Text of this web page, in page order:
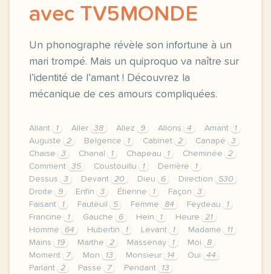
avec TV5MONDE
Un phonographe révèle son infortune à un
mari trompé. Mais un quiproquo va naître sur
l’identité de l’amant ! Découvrez la
mécanique de ces amours compliquées.
Allant 1 Aller 38 Allez 9 Allons 4 Amant
1
Auguste
2 Belgence 1 Cabinet 2 Canapé
3
Chaise
3 Chanal 1 Chapeau 1 Cheminée
2
Comment
35 Coustouillu 1 Derrière
1
Dessus
3 Devant 20 Dieu 6 Direction
530
Droite
9 Enfin 3 Étienne 1 Façon
3
Faisant
1 Fauteuil 5 Femme 84 Feydeau
1
Francine
1 Gauche 6 Hein 1 Heure
21
Homme
64 Hubertin 1 Levant 1 Madame
11
Mains
19 Marthe 2 Massenay 1 Moi
8
Moment
7 Mon 13 Monsieur 14 Oui
44
Parlant
2 Passe 7 Pendant
13